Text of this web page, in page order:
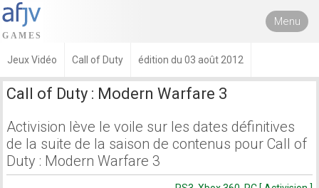
Menu
Jeux Vidéo Call of Duty édition du 03 août 2012
Call of Duty : Modern Warfare 3
Activision lève le voile sur les dates définitives
de la suite de la saison de contenus pour Call of
Duty : Modern Warfare 3